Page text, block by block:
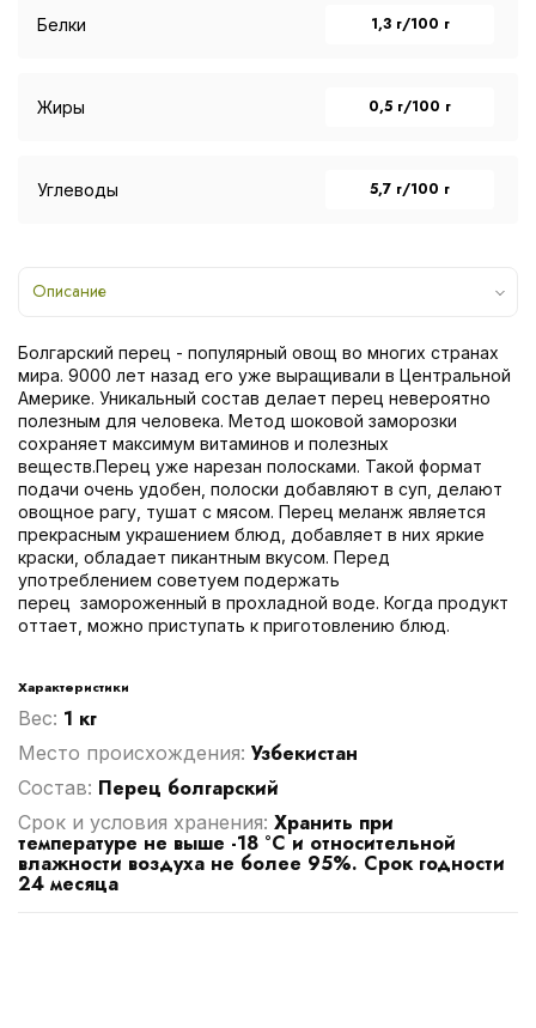
Белки 1,3 г/100 г
Жиры 0,5 г/100 г
Углеводы 5,7 г/100 г
Описание
Болгарский перец - популярный овощ во многих странах
мира. 9000 лет назад его уже выращивали в Центральной
Америке. Уникальный состав делает перец невероятно
полезным для человека. Метод шоковой заморозки
сохраняет максимум витаминов и полезных
веществ.Перец уже нарезан полосками. Такой формат
подачи очень удобен, полоски добавляют в суп, делают
овощное рагу, тушат с мясом. Перец меланж является
прекрасным украшением блюд, добавляет в них яркие
краски, обладает пикантным вкусом. Перед
употреблением советуем подержать
перец замороженный в прохладной воде. Когда продукт
оттает, можно приступать к приготовлению блюд.
Характеристики
Вес: 1 кг
Место происхождения: Узбекистан
Cостав: Перец болгарский
Срок и условия хранения: Хранить при
температуре не выше -18 °С и относительной
влажности воздуха не более 95%. Срок годности
24 месяца